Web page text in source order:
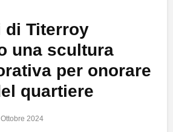
di Titerroy
una scultura
per onorare
quartiere
2024